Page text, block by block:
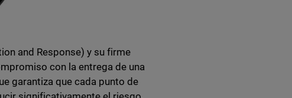
and Response) y su firme
con la entrega de una
garantiza que cada punto de